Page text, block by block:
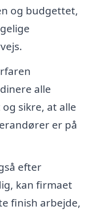
og budgettet,
alle
sikre, at alle
er på
efter
kan firmaet
finish arbejde,